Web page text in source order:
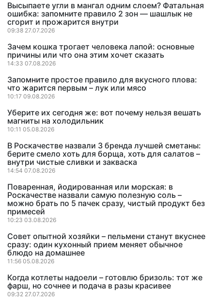
Высыпаете угли в мангал одним слоем? Фатальная
ошибка: запомните правило 2 зон — шашлык не
сгорит и прожарится внутри
09:38 27.07.2026
Зачем кошка трогает человека лапой: основные
причины или что она этим хочет сказать
14:33 07.08.2026
Запомните простое правило для вкусного плова:
что жарится первым – лук или мясо
10:17 09.08.2026
Уберите их сегодня же: вот почему нельзя вешать
магниты на холодильник
10:11 05.08.2026
В Роскачестве назвали 3 бренда лучшей сметаны:
берите смело хоть для борща, хоть для салатов –
внутри чистые сливки и закваска
14:54 07.08.2026
Поваренная, йодированная или морская: в
Роскачестве назвали самую полезную соль –
можно брать по 5 пачек сразу, чистый продукт без
примесей
10:23 03.08.2026
Совет опытной хозяйки – пельмени станут вкуснее
сразу: один кухонный прием меняет обычное
блюдо на домашнее
11:56 05.08.2026
Когда котлеты надоели – готовлю бризоль: тот же
фарш, но сочнее и подача в разы красивее
09:32 27.07.2026